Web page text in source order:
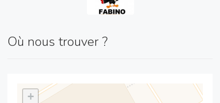
Où nous trouver ?
+